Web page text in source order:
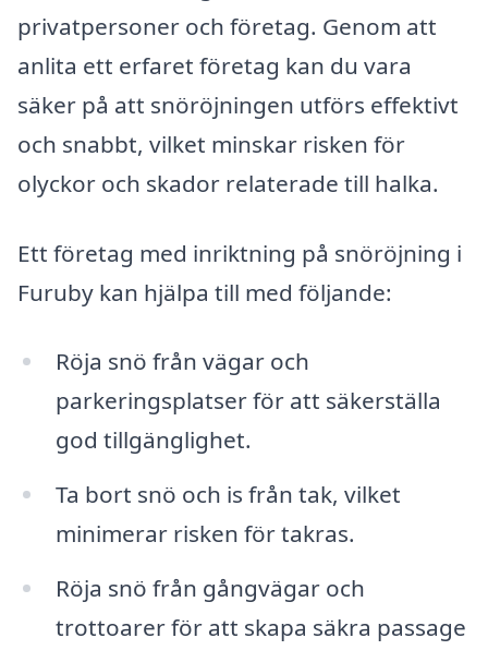
privatpersoner och företag. Genom att
anlita ett erfaret företag kan du vara
säker på att snöröjningen utförs effektivt
och snabbt, vilket minskar risken för
olyckor och skador relaterade till halka.
Ett företag med inriktning på snöröjning i
Furuby kan hjälpa till med följande:
Röja snö från vägar och
parkeringsplatser för att säkerställa
god tillgänglighet.
Ta bort snö och is från tak, vilket
minimerar risken för takras.
Röja snö från gångvägar och
trottoarer för att skapa säkra passage